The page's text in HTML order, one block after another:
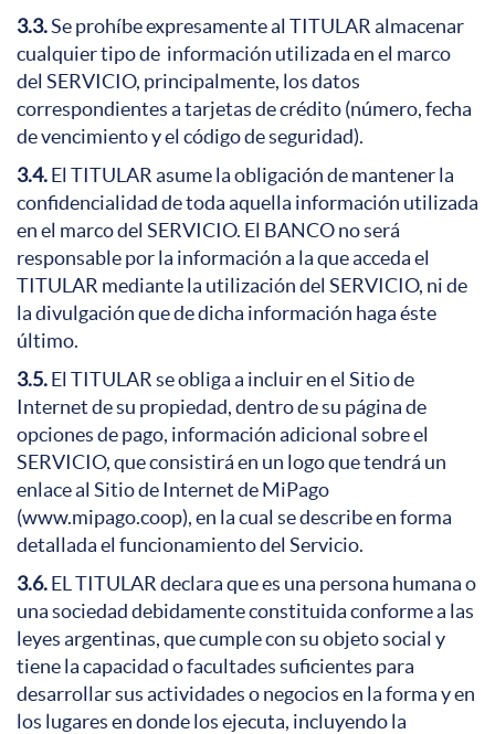
3.3.Se prohíbe expresamente al TITULAR almacenar
cualquier tipo de información utilizada en el marco
del SERVICIO, principalmente, los datos
correspondientes a tarjetas de crédito (número, fecha
de vencimiento y el código de seguridad).
3.4.El TITULAR asume la obligación de mantener la
confidencialidad de toda aquella información utilizada
en el marco del SERVICIO. El BANCO no será
responsable por la información a la que acceda el
TITULAR mediante la utilización del SERVICIO, ni de
la divulgación que de dicha información haga éste
último.
3.5.El TITULAR se obliga a incluir en el Sitio de
Internet de su propiedad, dentro de su página de
opciones de pago, información adicional sobre el
SERVICIO, que consistirá en un logo que tendrá un
enlace al Sitio de Internet de MiPago
(www.mipago.coop), en la cual se describe en forma
detallada el funcionamiento del Servicio.
3.6.EL TITULAR declara que es una persona humana o
una sociedad debidamente constituida conforme a las
leyes argentinas, que cumple con su objeto social y
tiene la capacidad o facultades suficientes para
desarrollar sus actividades o negocios en la forma y en
los lugares en donde los ejecuta, incluyendo la